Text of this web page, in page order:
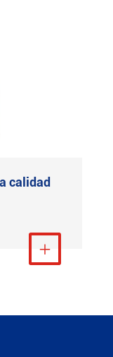
calidad
Ver más
